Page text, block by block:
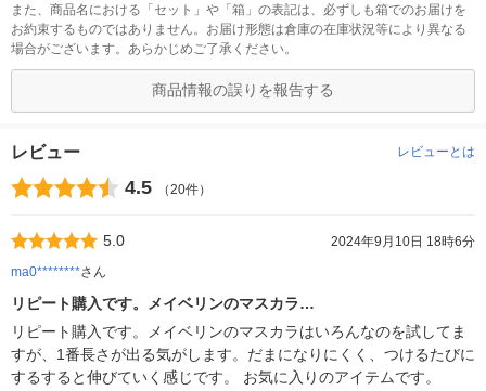
また、商品名における「セット」や「箱」の表記は、必ずしも箱でのお届けを
お約束するものではありません。お届け形態は倉庫の在庫状況等により異なる
場合がございます。あらかじめご了承ください。
商品情報の誤りを報告する
レビュー レビューとは
4.5 （20件）
5.0
2024年9月10日 18時6分
ma0********さん
リピート購入です。メイベリンのマスカラ…
リピート購入です。メイベリンのマスカラはいろんなのを試してま
すが、1番長さが出る気がします。だまになりにくく、つけるたびに
するすると伸びていく感じです。 お気に入りのアイテムです。